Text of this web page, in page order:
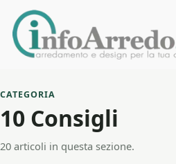
CATEGORIA
10 Consigli
20 articoli in questa sezione.